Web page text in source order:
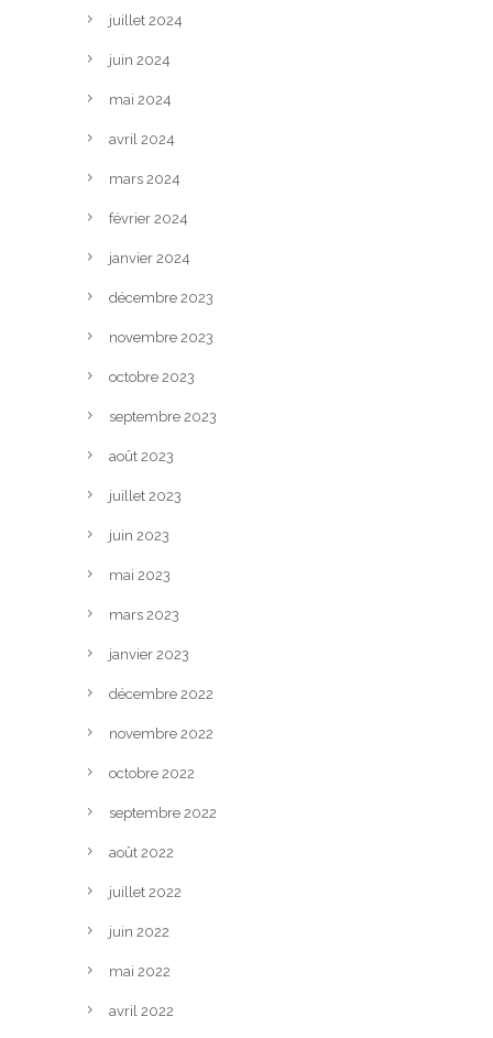
juillet 2024
juin 2024
mai 2024
avril 2024
mars 2024
février 2024
janvier 2024
décembre 2023
novembre 2023
octobre 2023
septembre 2023
août 2023
juillet 2023
juin 2023
mai 2023
mars 2023
janvier 2023
décembre 2022
novembre 2022
octobre 2022
septembre 2022
août 2022
juillet 2022
juin 2022
mai 2022
avril 2022